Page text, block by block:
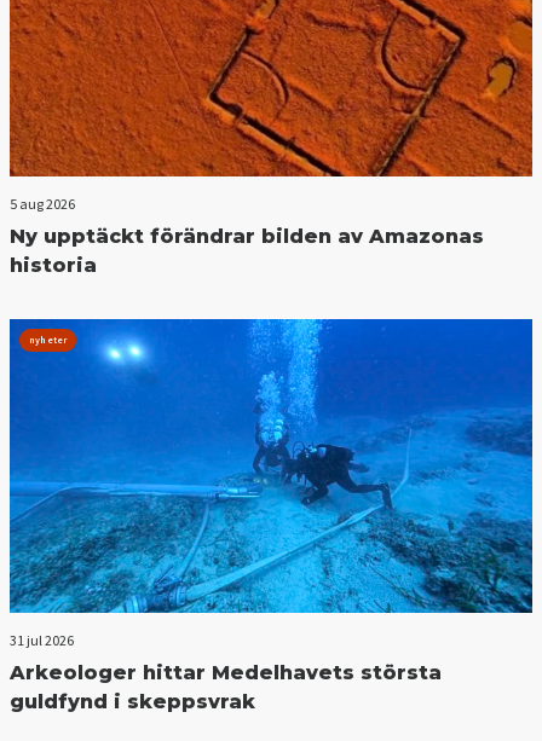
5 aug 2026
Ny upptäckt förändrar bilden av Amazonas
historia
nyheter
31 jul 2026
Arkeologer hittar Medelhavets största
guldfynd i skeppsvrak